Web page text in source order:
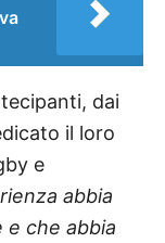
dai
il loro
e
abbia
che abbia